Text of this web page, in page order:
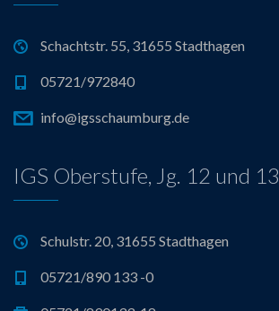
i
o
n
Schachtstr. 55, 31655 Stadthagen
05721/972840
info@igsschaumburg.de
IGS Oberstufe, Jg. 12 und 13
Schulstr. 20, 31655 Stadthagen
05721/890 133 -0